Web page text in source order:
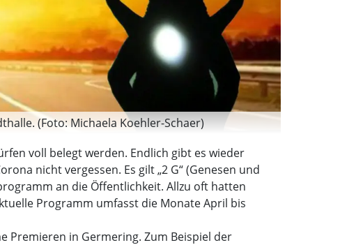
(Foto: Michaela Koehler-Schaer)
voll belegt werden. Endlich gibt es wieder
nicht vergessen. Es gilt „2 G“ (Genesen und
an die Öffentlichkeit. Allzu oft hatten
Programm umfasst die Monate April bis
Premieren in Germering. Zum Beispiel der